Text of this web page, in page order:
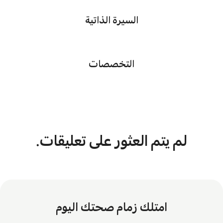
السيرة الذاتية
التخصصات
لم يتم العثور على تعليقات.
امتلك زمام صحتك اليوم